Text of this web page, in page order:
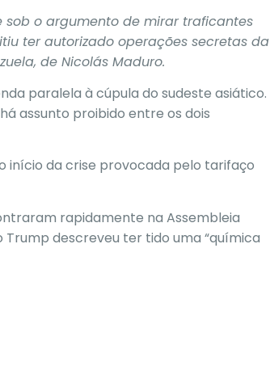
o argumento de mirar traficantes
ter autorizado operações secretas da
de Nicolás Maduro.
paralela à cúpula do sudeste asiático.
assunto proibido entre os dois
início da crise provocada pelo tarifaço
rapidamente na Assembleia
Trump descreveu ter tido uma “química